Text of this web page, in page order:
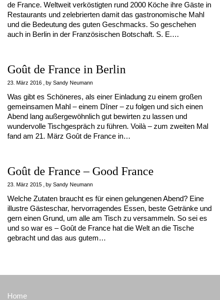
de France. Weltweit verköstigten rund 2000 Köche ihre Gäste in
Restaurants und zelebrierten damit das gastronomische Mahl
und die Bedeutung des guten Geschmacks. So geschehen
auch in Berlin in der Französischen Botschaft. S. E.…
Goût de France in Berlin
23. März 2016 by Sandy Neumann
Was gibt es Schöneres, als einer Einladung zu einem großen
gemeinsamen Mahl – einem Dîner – zu folgen und sich einen
Abend lang außergewöhnlich gut bewirten zu lassen und
wundervolle Tischgespräch zu führen. Voilà – zum zweiten Mal
fand am 21. März Goût de France in…
Goût de France – Good France
23. März 2015 by Sandy Neumann
Welche Zutaten braucht es für einen gelungenen Abend? Eine
illustre Gästeschar, hervorragendes Essen, beste Getränke und
gern einen Grund, um alle am Tisch zu versammeln. So sei es
und so war es – Goût de France hat die Welt an die Tische
gebracht und das aus gutem…
Home